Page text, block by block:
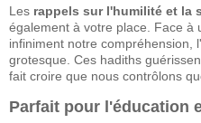
Les rappels sur l'humilité et la
également à votre place. Face à
infiniment notre compréhension, l'
grotesque. Ces hadiths
fait croire que nous contrôlons
Parfait pour l'éducation